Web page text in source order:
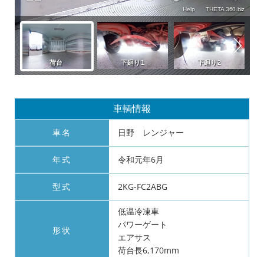
車輌情報
車名 日野 レンジャー
年式 令和元年6月
型式 2KG-FC2ABG
形状
低温冷凍車
パワーゲート
エアサス
荷台長6,170mm